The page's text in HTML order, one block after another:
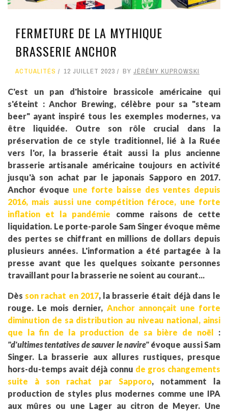
FERMETURE DE LA MYTHIQUE
BRASSERIE ANCHOR
ACTUALITÉS 12 JUILLET 2023 BY JÉRÉMY KUPROWSKI
C'est un pan d'histoire brassicole américaine qui
s'éteint : Anchor Brewing, célèbre pour sa "steam
beer" ayant inspiré tous les exemples modernes, va
être liquidée. Outre son rôle crucial dans la
préservation de ce style traditionnel, lié à la Ruée
vers l'or, la brasserie était aussi la plus ancienne
brasserie artisanale américaine toujours en activité
jusqu'à son achat par le japonais Sapporo en 2017.
Anchor évoque une forte baisse des ventes depuis
2016, mais aussi une compétition féroce, une forte
inflation et la pandémie comme raisons de cette
liquidation. Le porte-parole Sam Singer évoque même
des pertes se chiffrant en millions de dollars depuis
plusieurs années. L'information a été partagée à la
presse avant que les quelques soixante personnes
travaillant pour la brasserie ne soient au courant...
Dèsson rachat en 2017, la brasserie était déjà dans le
rouge. Le mois dernier, Anchor annonçait une forte
diminution de sa distribution au niveau national, ainsi
que la fin de la production de sa bière de noël
:
"d'ultimes tentatives de sauver le navire"évoque aussi Sam
Singer. La brasserie aux allures rustiques, presque
hors-du-temps avait déjà connu de gros changements
suite à son rachat par Sapporo, notamment la
production de styles plus modernes comme une IPA
aux mûres ou une Lager au citron de Meyer. Une